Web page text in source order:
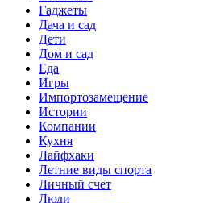
Гаджеты
Дача и сад
Дети
Дом и сад
Еда
Игры
Импортозамещение
Истории
Компании
Кухня
Лайфхаки
Летние виды спорта
Личный счет
Люди